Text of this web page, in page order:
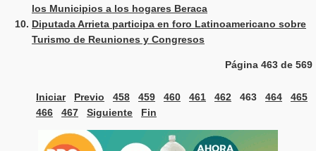
los Municipios a los hogares Beraca
Diputada Arrieta participa en foro Latinoamericano sobre
Turismo de Reuniones y Congresos
Página 463 de 569
Iniciar Previo 458 459 460 461 462 463 464
465
466
467 Siguiente Fin